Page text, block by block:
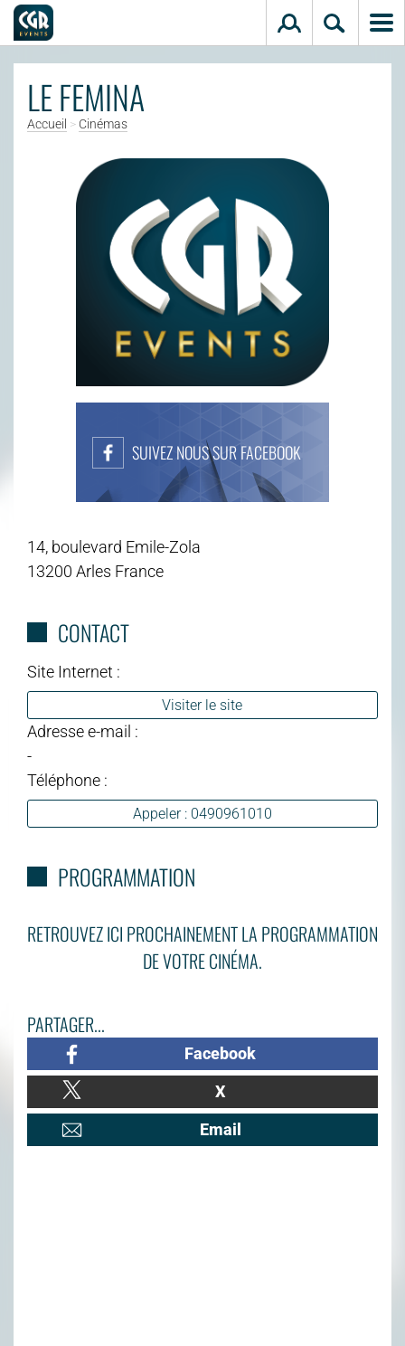
LE FEMINA
Accueil > Cinémas
SUIVEZ NOUS SUR FACEBOOK
14, boulevard Emile-Zola
13200 Arles France
CONTACT
Site Internet :
Visiter le site
Adresse e-mail :
-
Téléphone :
Appeler : 0490961010
PROGRAMMATION
RETROUVEZ ICI PROCHAINEMENT LA PROGRAMMATION
DE VOTRE CINÉMA.
PARTAGER...
Facebook
X
Email